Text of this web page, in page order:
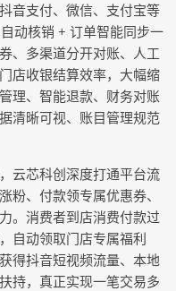
支付、微信、支付宝等
动核销 + 订单智能同步一
、多渠道分开对账、人工
店收银结算效率，大幅缩
理、智能退款、财务对账
清晰可视、账目管理规范
芯科创深度打通平台流
粉、付款领专属优惠券、
。消费者到店消费付款过
自动领取门店专属福利
得抖音短视频流量、本地
持，真正实现一笔交易多